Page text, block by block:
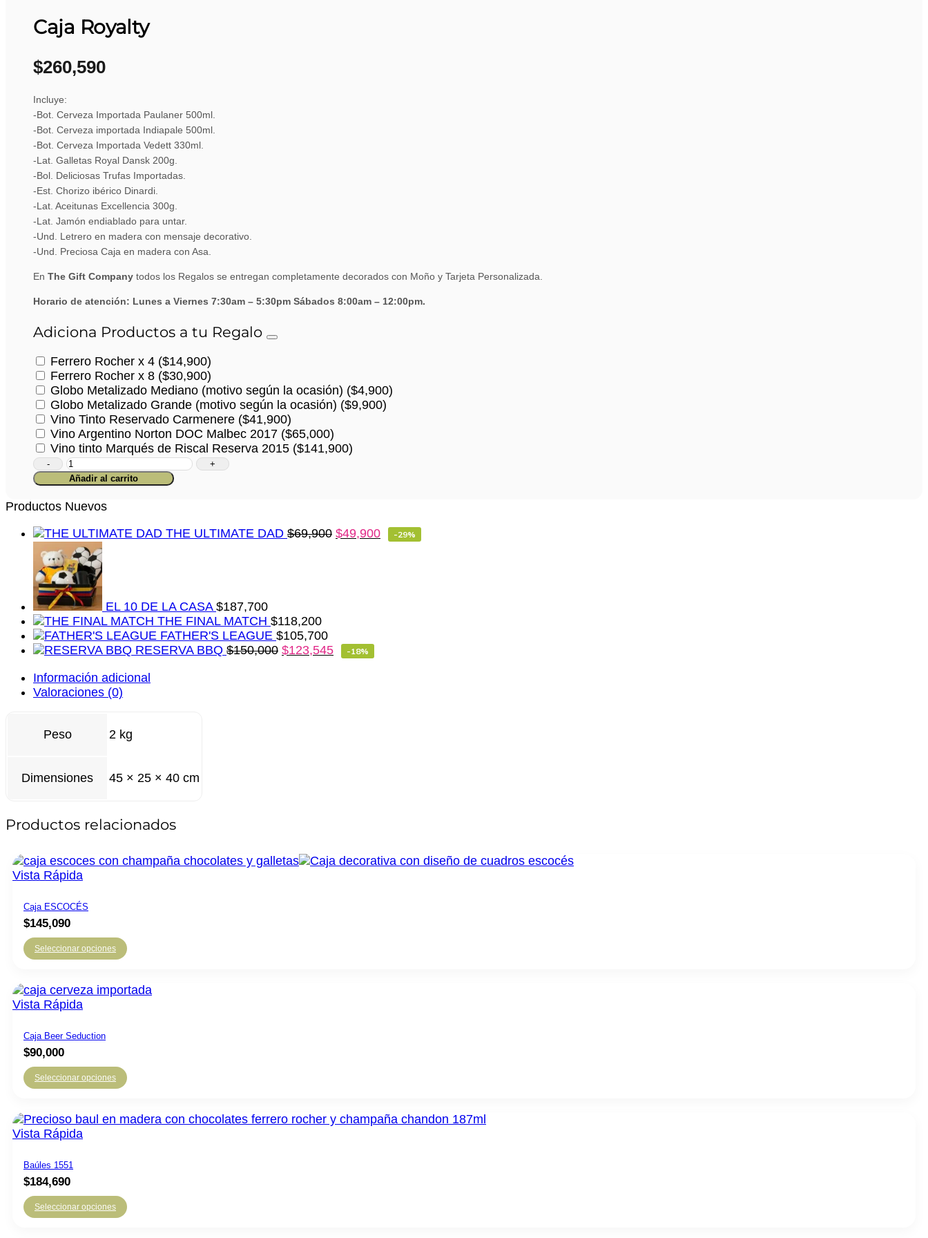
Caja Royalty
$260,590
Incluye:
-Bot. Cerveza Importada Paulaner 500ml.
-Bot. Cerveza importada Indiapale 500ml.
-Bot. Cerveza Importada Vedett 330ml.
-Lat. Galletas Royal Dansk 200g.
-Bol. Deliciosas Trufas Importadas.
-Est. Chorizo ibérico Dinardi.
-Lat. Aceitunas Excellencia 300g.
-Lat. Jamón endiablado para untar.
-Und. Letrero en madera con mensaje decorativo.
-Und. Preciosa Caja en madera con Asa.
En The Gift Company todos los Regalos se entregan completamente decorados con Moño y Tarjeta Personalizada.
Horario de atención: Lunes a Viernes 7:30am – 5:30pm Sábados 8:00am – 12:00pm.
Adiciona Productos a tu Regalo
Ferrero Rocher x 4 ($14,900)
Ferrero Rocher x 8 ($30,900)
Globo Metalizado Mediano (motivo según la ocasión) ($4,900)
Globo Metalizado Grande (motivo según la ocasión) ($9,900)
Vino Tinto Reservado Carmenere ($41,900)
Vino Argentino Norton DOC Malbec 2017 ($65,000)
Vino tinto Marqués de Riscal Reserva 2015 ($141,900)
Caja
Royalty
Añadir al carrito
Productos Nuevos
THE ULTIMATE DAD $69,900 $49,900 -29%
EL 10 DE LA CASA $187,700
THE FINAL MATCH $118,200
FATHER'S LEAGUE $105,700
RESERVA BBQ $150,000 $123,545 -18%
Información adicional
Valoraciones (0)
Peso 2 kg
Dimensiones 45 × 25 × 40 cm
Productos relacionados
Vista Rápida
Caja ESCOCÉS
$145,090
Seleccionar opciones
Vista Rápida
Caja Beer Seduction
$90,000
Seleccionar opciones
Vista Rápida
Baúles 1551
$184,690
Seleccionar opciones